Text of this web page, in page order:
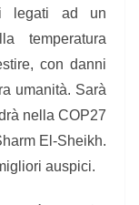
legati ad un
temperatura
con danni
umanità. Sarà
nella COP27
El-Sheikh.
auspici.